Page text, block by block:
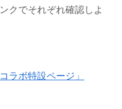
クでそれぞれ確認しよ
ラボ特設ページ」